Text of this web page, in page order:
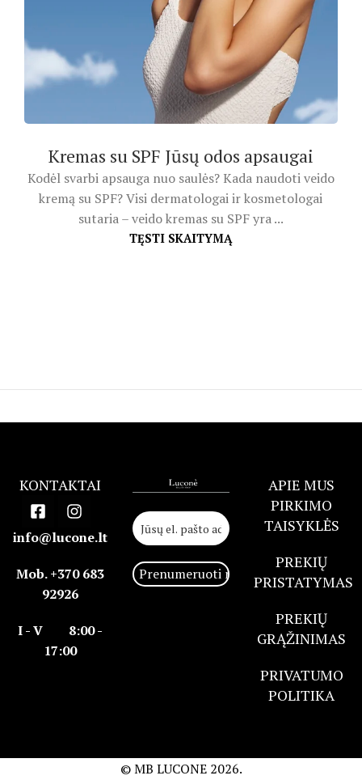
Kremas su SPF Jūsų odos apsaugai
Kodėl svarbi apsauga nuo saulės? Kada naudoti veido
kremą su SPF? Visi dermatologai ir kosmetologai
sutaria – veido kremas su SPF yra ...
TĘSTI SKAITYMĄ
KONTAKTAI
info@lucone.lt
Mob. +370 683
92926
I - V 8:00 -
17:00
APIE MUS
PIRKIMO
TAISYKLĖS
PREKIŲ
PRISTATYMAS
PREKIŲ
GRĄŽINIMAS
PRIVATUMO
POLITIKA
© MB LUCONE2026.